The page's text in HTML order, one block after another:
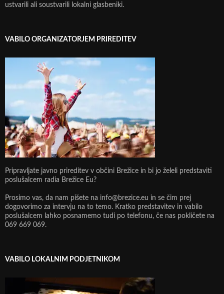
ustvarili ali soustvarili lokalni glasbeniki.
VABILO ORGANIZATORJEM PRIREDITEV
Pripravljate javno prireditev v občini Brežice in bi jo želeli predstaviti
poslušalcem radia Brežice Eu?
Prosimo vas, da nam pišete na info@brezice.eu in se čim prej
dogovorimo za intervju na to temo. Kratko predstavitev in vabilo
poslušalcem lahko posnamemo tudi po telefonu, če nas pokličete na
069 669 069.
VABILO LOKALNIM PODJETNIKOM